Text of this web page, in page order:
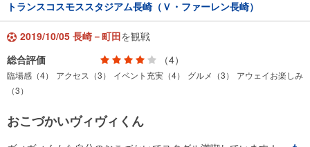
トランスコスモススタジアム長崎（Ｖ・ファーレン長崎）
2019/10/05 長崎－町田を観戦
総合評価
（4）
臨場感（4） アクセス（3） イベント充実（4） グルメ（3）
アウェイお楽しみ
（3）
おこづかいヴィヴィくん